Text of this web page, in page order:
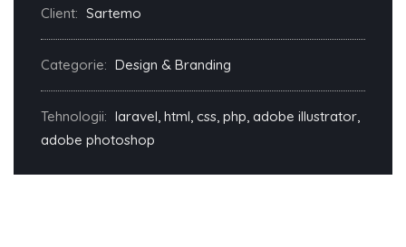
Client: Sartemo
Categorie: Design & Branding
Tehnologii: laravel, html, css, php, adobe illustrator,
adobe photoshop